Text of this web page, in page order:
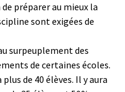
préparer au mieux la
sont exigées de
surpeuplement des
de certaines écoles.
de 40 élèves. Il y aura